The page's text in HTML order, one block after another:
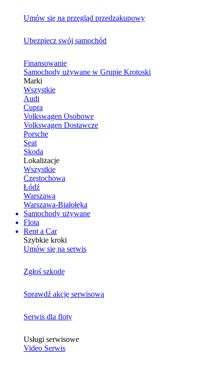
Umów się na przegląd przedzakupowy
Ubezpiecz swój samochód
Finansowanie
Samochody używane w Grupie Krotoski
Marki
Wszystkie
Audi
Cupra
Volkswagen Osobowe
Volkswagen Dostawcze
Porsche
Seat
Skoda
Lokalizacje
Wszystkie
Częstochowa
Łódź
Warszawa
Warszawa-Białołęka
Samochody używane
Flota
Rent a Car
Szybkie kroki
Umów się na serwis
Zgłoś szkodę
Sprawdź akcję serwisową
Serwis dla floty
Usługi serwisowe
Video Serwis